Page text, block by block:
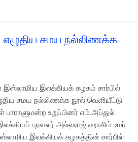
சமய நல்லிணக்க
இலக்கியக் கழகம் சார்பில்
சமய நல்லிணக்க நூல் வெளியீட்டு
பாராளுமன்ற உறுப்பினர் எம்.அப்துல்
புரவலர் அல்ஹாஜ் ஹாசிம் உமர்
இலக்கியக் கழகத்தின் சார்பில்